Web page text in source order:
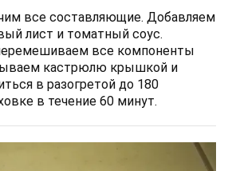
все составляющие. Добавляем
лист и томатный соус.
все компоненты
кастрюлю крышкой и
в разогретой до 180
в течение 60 минут.